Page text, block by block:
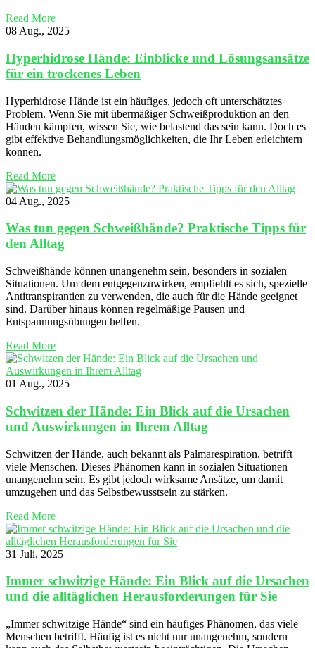
Read More
08 Aug., 2025
Hyperhidrose Hände: Einblicke und Lösungsansätze
für ein trockenes Leben
Hyperhidrose Hände ist ein häufiges, jedoch oft unterschätztes
Problem. Wenn Sie mit übermäßiger Schweißproduktion an den
Händen kämpfen, wissen Sie, wie belastend das sein kann. Doch es
gibt effektive Behandlungsmöglichkeiten, die Ihr Leben erleichtern
können.
Read More
04 Aug., 2025
Was tun gegen Schweißhände? Praktische Tipps für
den Alltag
Schweißhände können unangenehm sein, besonders in sozialen
Situationen. Um dem entgegenzuwirken, empfiehlt es sich, spezielle
Antitranspirantien zu verwenden, die auch für die Hände geeignet
sind. Darüber hinaus können regelmäßige Pausen und
Entspannungsübungen helfen.
Read More
01 Aug., 2025
Schwitzen der Hände: Ein Blick auf die Ursachen
und Auswirkungen in Ihrem Alltag
Schwitzen der Hände, auch bekannt als Palmarespiration, betrifft
viele Menschen. Dieses Phänomen kann in sozialen Situationen
unangenehm sein. Es gibt jedoch wirksame Ansätze, um damit
umzugehen und das Selbstbewusstsein zu stärken.
Read More
31 Juli, 2025
Immer schwitzige Hände: Ein Blick auf die Ursachen
und die alltäglichen Herausforderungen für Sie
„Immer schwitzige Hände“ sind ein häufiges Phänomen, das viele
Menschen betrifft. Häufig ist es nicht nur unangenehm, sondern